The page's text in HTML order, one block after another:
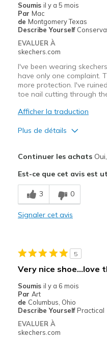
Soumis il y a 5 mois
Par Mac
de Montgomery Texas
Describe Yourself
EVALUER À
skechers.com
I've been wearing
have only one complaint.
more protection. I've
toe nail cutting through
Afficher la traduction
Plus de détails
Breathe Well
Comfortable
Need Break In
Les meilleures utilisations
Casual Wear
Travel
Continuer les achats
Est-ce que cet avis est
3 0
Signaler cet avis
5
Very nice shoe…love
Soumis il y a 6 mois
Par Art
de Columbus, Ohio
Describe Yourself Practical
EVALUER À
skechers.com